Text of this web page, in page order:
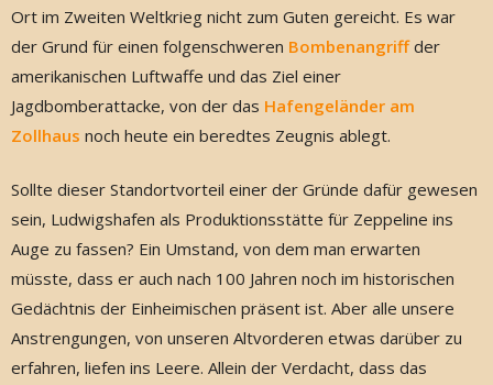
Ort im Zweiten Weltkrieg nicht zum Guten gereicht. Es war
der Grund für einen folgenschweren Bombenangriffder
amerikanischen Luftwaffe und das Ziel einer
Jagdbomberattacke, von der das Hafengeländer am
Zollhaus noch heute ein beredtes Zeugnis ablegt.
Sollte dieser Standortvorteil einer der Gründe dafür gewesen
sein, Ludwigshafen als Produktionsstätte für Zeppeline ins
Auge zu fassen? Ein Umstand, von dem man erwarten
müsste, dass er auch nach 100 Jahren noch im historischen
Gedächtnis der Einheimischen präsent ist. Aber alle unsere
Anstrengungen, von unseren Altvorderen etwas darüber zu
erfahren, liefen ins Leere. Allein der Verdacht, dass das